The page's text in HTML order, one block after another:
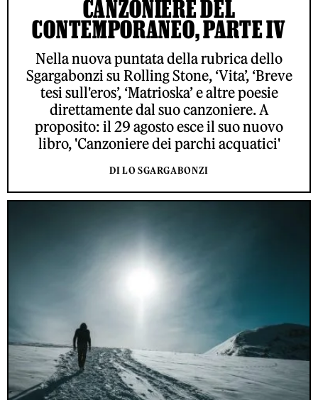
CANZONIERE DEL
CONTEMPORANEO, PARTE IV
Nella nuova puntata della rubrica dello
Sgargabonzi su Rolling Stone, ‘Vita’, ‘Breve
tesi sull'eros’, ‘Matrioska’ e altre poesie
direttamente dal suo canzoniere. A
proposito: il 29 agosto esce il suo nuovo
libro, 'Canzoniere dei parchi acquatici'
DI LO SGARGABONZI